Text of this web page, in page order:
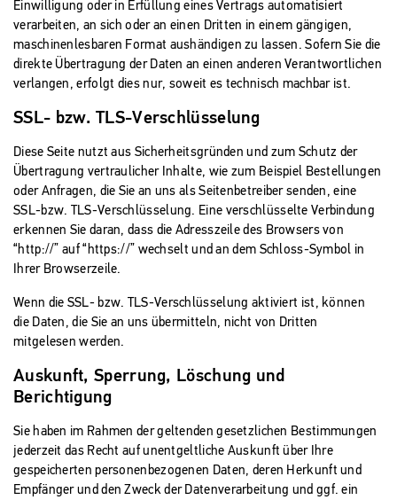
Einwilligung oder in Erfüllung eines Vertrags automatisiert
verarbeiten, an sich oder an einen Dritten in einem gängigen,
maschinenlesbaren Format aushändigen zu lassen. Sofern Sie die
direkte Übertragung der Daten an einen anderen Verantwortlichen
verlangen, erfolgt dies nur, soweit es technisch machbar ist.
SSL- bzw. TLS-Verschlüsselung
Diese Seite nutzt aus Sicherheitsgründen und zum Schutz der
Übertragung vertraulicher Inhalte, wie zum Beispiel Bestellungen
oder Anfragen, die Sie an uns als Seitenbetreiber senden, eine
SSL-bzw. TLS-Verschlüsselung. Eine verschlüsselte Verbindung
erkennen Sie daran, dass die Adresszeile des Browsers von
“http://” auf “https://” wechselt und an dem Schloss-Symbol in
Ihrer Browserzeile.
Wenn die SSL- bzw. TLS-Verschlüsselung aktiviert ist, können
die Daten, die Sie an uns übermitteln, nicht von Dritten
mitgelesen werden.
Auskunft, Sperrung, Löschung und
Berichtigung
Sie haben im Rahmen der geltenden gesetzlichen Bestimmungen
jederzeit das Recht auf unentgeltliche Auskunft über Ihre
gespeicherten personenbezogenen Daten, deren Herkunft und
Empfänger und den Zweck der Datenverarbeitung und ggf. ein